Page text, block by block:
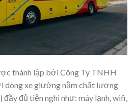
thành lập bởi Công Ty TNHH
dòng xe giường nằm chất lượng
đủ tiện nghi như: máy lạnh, wifi,